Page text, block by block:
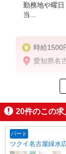
勤務地や曜
当...
時給1500
全支給(ガ
愛知県名
20件のこの求
パート
ツクイ名古屋緑水